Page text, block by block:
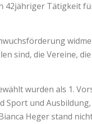
42jähriger Tätigkeit
sind, die Vereine,
wurden als 1.
Sport und
Heger stand